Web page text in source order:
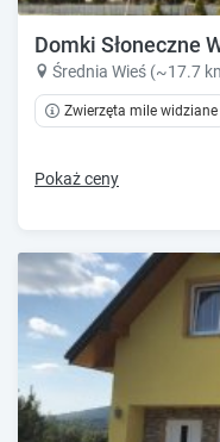
Domki Słoneczne
Średnia Wieś (~17.7
Zwierzęta mile widziane
Pokaż ceny